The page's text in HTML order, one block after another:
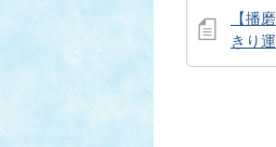
【播
きり